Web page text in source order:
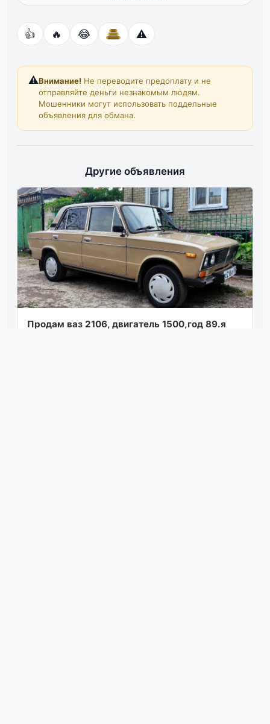
👍 🔥 😂 ⚠️
⚠️Внимание! Не переводите предоплату и не
отправляйте деньги незнакомым людям.
Мошенники могут использовать поддельные
объявления для обмана.
Другие объявления
Пpодaм ваз 2106, двигaтель 1500,год 89.я